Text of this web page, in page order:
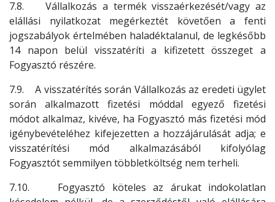
7.8. Vállalkozás a termék visszaérkezését/vagy az
elállási nyilatkozat megérkeztét követően a fenti
jogszabályok értelmében haladéktalanul, de legkésőbb
14 napon belül visszatéríti a kifizetett összeget a
Fogyasztó részére.
7.9. A visszatérítés során Vállalkozás az eredeti ügylet
során alkalmazott fizetési móddal egyező fizetési
módot alkalmaz, kivéve, ha Fogyasztó más fizetési mód
igénybevételéhez kifejezetten a hozzájárulását adja; e
visszatérítési mód alkalmazásából kifolyólag
Fogyasztót semmilyen többletköltség nem terheli.
7.10. Fogyasztó köteles az árukat indokolatlan